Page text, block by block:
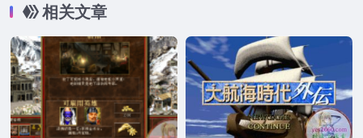
相关文章